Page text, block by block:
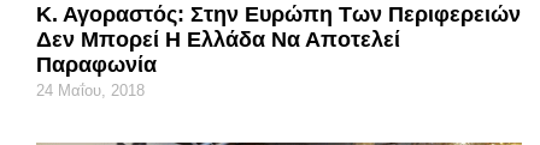
Κ. Αγοραστός: Στην Ευρώπη Των Περιφερειών
Δεν Μπορεί Η Ελλάδα Να Αποτελεί
Παραφωνία
24 Μαΐου, 2018